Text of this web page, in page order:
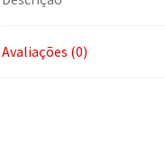
Avaliações (0)